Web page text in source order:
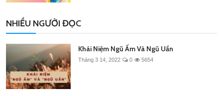
NHIỀU NGƯỜI ĐỌC
Khái Niệm Ngũ Ấm Và Ngũ Uẩn
Tháng 3 14, 2022 0 5654